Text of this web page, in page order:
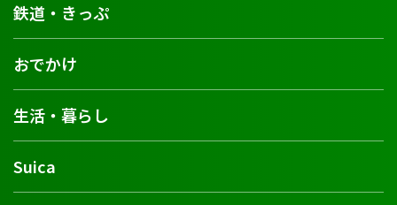
鉄道・きっぷ
おでかけ
生活・暮らし
Suica